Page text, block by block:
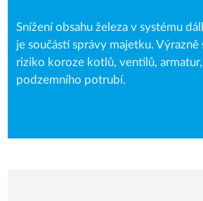
Snížení obsahu železa v systému
je součástí správy majetku. Výrazně
riziko koroze kotlů, ventilů, armatur,
podzemního potrubí.